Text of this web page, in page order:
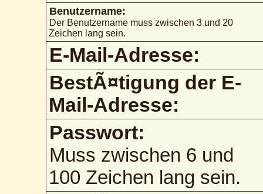
Benutzername:
Der Benutzername muss zwischen 3 und 20
Zeichen lang sein.
E-Mail-Adresse:
BestÃ¤tigung der E-
Mail-Adresse:
Passwort:
Muss zwischen 6 und
100 Zeichen lang sein.